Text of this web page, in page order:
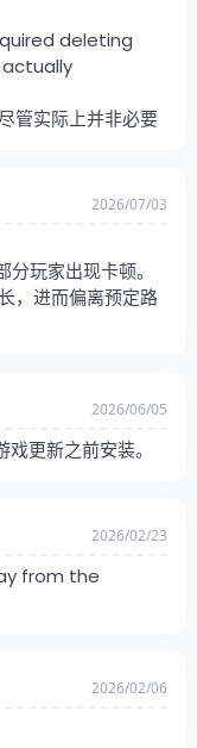
deleting
管实际上并非必要
2026/07/03
玩家出现卡顿。
，进而偏离预定路
2026/06/05
更新之前安装。
2026/02/23
from the
2026/02/06